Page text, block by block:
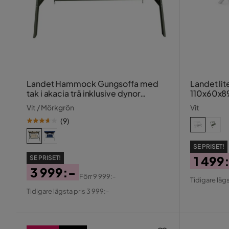
Landet Hammock Gungsoffa med
tak i akacia trä inklusive dynor
195x125x159
Vit / Mörkgrön
(9)
SE PRISET!
Pris
3 999:-
Original
Förr9 999:-
Tidigare lägsta pris 3 999:-
Landet
Vit
SE PRISET!
Pris
1
Tidigare